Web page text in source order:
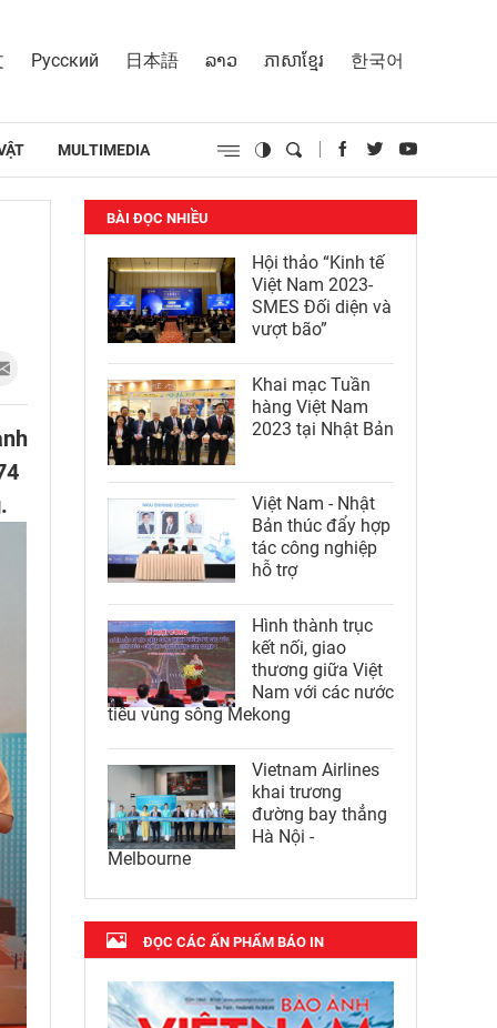
Русский 日本語 ລາວ ភាសាខ្មែរ 한국어
MULTIMEDIA
BÀI ĐỌC NHIỀU
Hội thảo “Kinh tế
Việt Nam 2023-
SMES Đối diện và
vượt bão”
Khai mạc Tuần
hàng Việt Nam
2023 tại Nhật Bản
Việt Nam - Nhật
Bản thúc đẩy hợp
tác công nghiệp
hỗ trợ
Hình thành trục
kết nối, giao
thương giữa Việt
Nam với các nước
tiểu vùng sông Mekong
Vietnam Airlines
khai trương
đường bay thẳng
Hà Nội -
Melbourne
ĐỌC CÁC ẤN PHẨM BÁO IN